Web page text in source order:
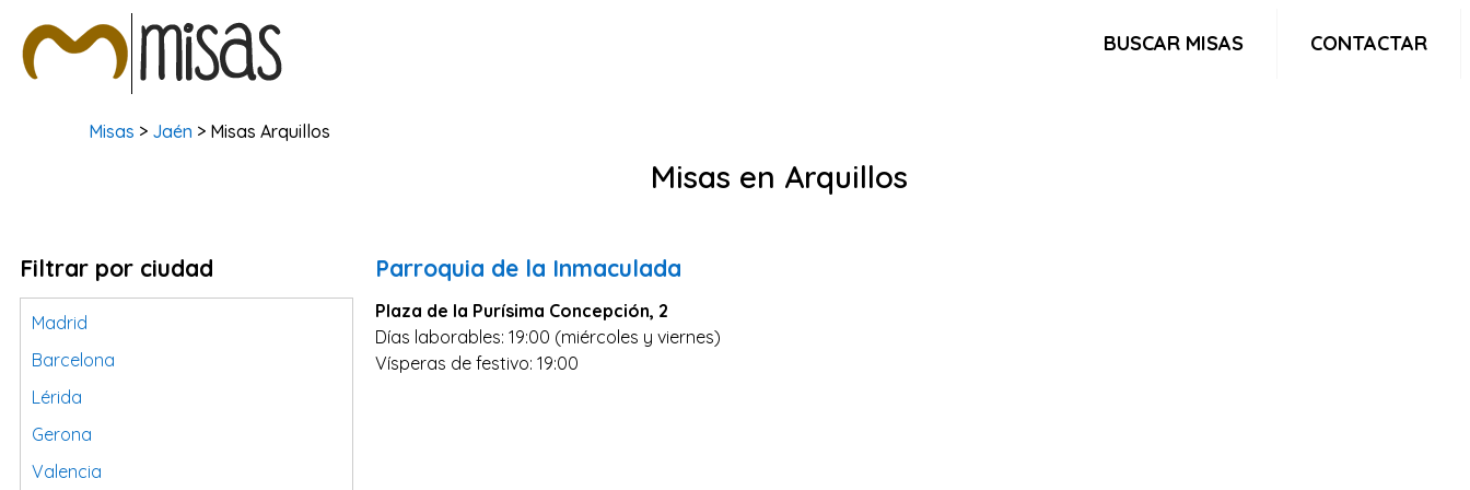
BUSCAR MISAS CONTACTAR
Misas > Jaén > Misas Arquillos
Misas en Arquillos
Filtrar por ciudad
Madrid
Barcelona
Lérida
Gerona
Valencia
Parroquia de la Inmaculada
Plaza de la Purísima Concepción, 2
Días laborables: 19:00 (miércoles y viernes)
Vísperas de festivo: 19:00